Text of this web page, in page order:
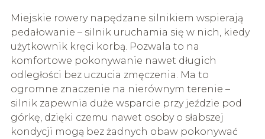
Miejskie rowery napędzane silnikiem wspierają
pedałowanie – silnik uruchamia się w nich, kiedy
użytkownik kręci korbą. Pozwala to na
komfortowe pokonywanie nawet długich
odległości bez uczucia zmęczenia. Ma to
ogromne znaczenie na nierównym terenie –
silnik zapewnia duże wsparcie przy jeździe pod
górkę, dzięki czemu nawet osoby o słabszej
kondycji mogą bez żadnych obaw pokonywać